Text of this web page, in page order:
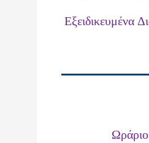
Εξειδικευμένα